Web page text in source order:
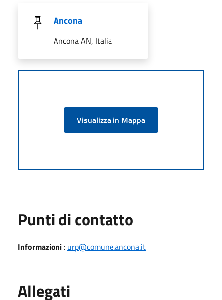
Ancona
Ancona AN, Italia
Visualizza in Mappa
Punti di contatto
Informazioni : urp@comune.ancona.it
Allegati